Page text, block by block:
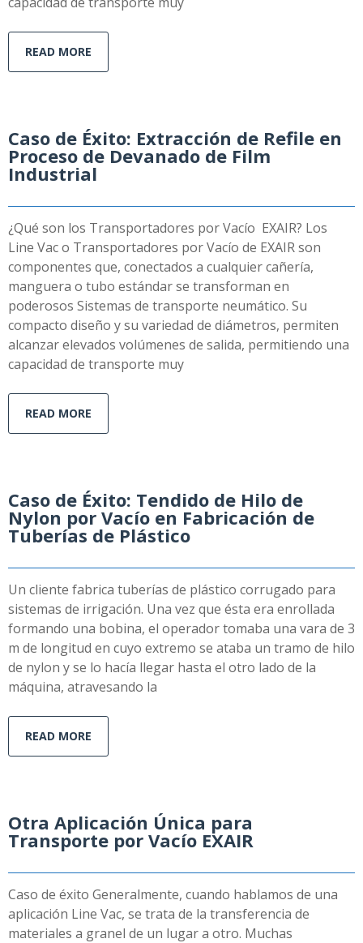
READ MORE
Caso de Éxito: Extracción de Refile en
Proceso de Devanado de Film
Industrial
¿Qué son los Transportadores por Vacío EXAIR? Los
Line Vac o Transportadores por Vacío de EXAIR son
componentes que, conectados a cualquier cañería,
manguera o tubo estándar se transforman en
poderosos Sistemas de transporte neumático. Su
compacto diseño y su variedad de diámetros, permiten
alcanzar elevados volúmenes de salida, permitiendo una
capacidad de transporte muy
READ MORE
Caso de Éxito: Tendido de Hilo de
Nylon por Vacío en Fabricación de
Tuberías de Plástico
Un cliente fabrica tuberías de plástico corrugado para
sistemas de irrigación. Una vez que ésta era enrollada
formando una bobina, el operador tomaba una vara de 3
m de longitud en cuyo extremo se ataba un tramo de hilo
de nylon y se lo hacía llegar hasta el otro lado de la
máquina, atravesando la
READ MORE
Otra Aplicación Única para
Transporte por Vacío EXAIR
Caso de éxito Generalmente, cuando hablamos de una
aplicación Line Vac, se trata de la transferencia de
materiales a granel de un lugar a otro. Muchas